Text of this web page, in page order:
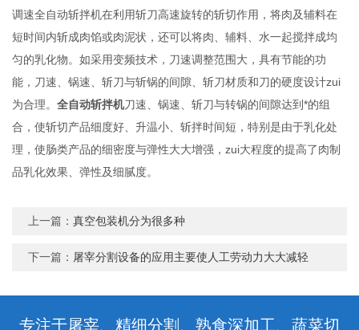
调速全自动斩拌机在利用斩刀高速旋转的斩切作用，将肉及辅料在
短时间内斩成肉馅或肉泥状，还可以将肉、辅料、水一起搅拌成均
匀的乳化物。如采用变频技术，刀速调整范围大，具有节能的功
能，刀速、锅速、斩刀与斩锅的间隙、斩刀材质和刀的硬度设计zui
为合理。全自动斩拌机刀速、锅速、斩刀与转锅的间隙达到*的组
合，使斩切产品细度好、升温小、斩拌时间短，特别是由于乳化处
理，使肠类产品的细密度与弹性大大增强，zui大程度的提高了肉制
品乳化效果、弹性及细腻度。
上一篇：真空包装机分为很多种
下一篇： 屠宰分割设备的应用主要使人工劳动力大大减轻
专注于屠宰、精细分割、熟食深加工、蔬菜切